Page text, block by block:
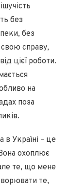
без
без
справу,
цієї роботи.
на
поза
в Україні – це
охоплює
те, що мене
те,